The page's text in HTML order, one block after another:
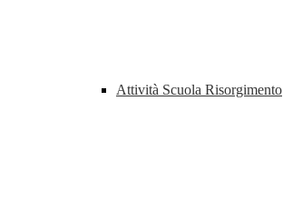
Attività Scuola Risorgimento